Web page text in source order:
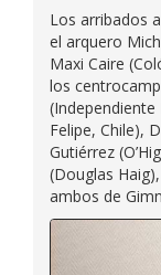
Los arribados
el arquero
Maxi Caire
los
(Independiente
Felipe, Chile),
Gutiérrez
(Douglas
ambos de